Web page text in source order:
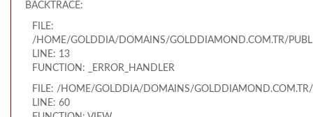
BACKTRACE:
FILE:
/HOME/GOLDDIA/DOMAINS/GOLDDIAMOND.COM.TR/
LINE: 13
FUNCTION: _ERROR_HANDLER
FILE: /HOME/GOLDDIA/DOMAINS/
LINE: 60